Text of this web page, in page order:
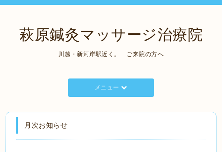
萩原鍼灸マッサージ治療院
川越・新河岸駅近く。 ご来院の方へ
メニュー
月次お知らせ